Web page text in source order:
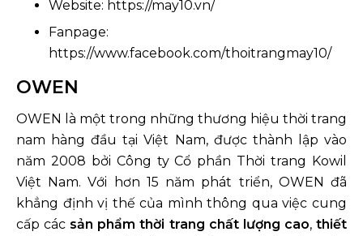
Website: https://may10.vn/
Fanpage:
https://www.facebook.com/thoitrangmay10/
OWEN
OWEN là một trong những thương hiệu thời trang
nam hàng đầu tại Việt Nam, được thành lập vào
năm 2008 bởi Công ty Cổ phần Thời trang Kowil
Việt Nam. Với hơn 15 năm phát triển, OWEN đã
khẳng định vị thế của mình thông qua việc cung
cấp các sản phẩm thời trang chất lượng cao,thiết